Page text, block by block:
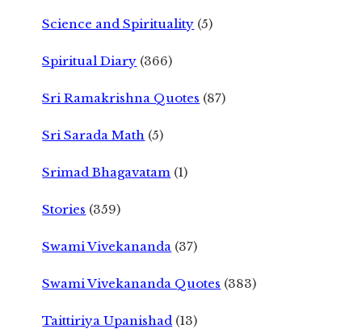
Science and Spirituality (5)
Spiritual Diary (366)
Sri Ramakrishna Quotes (87)
Sri Sarada Math (5)
Srimad Bhagavatam (1)
Stories (359)
Swami Vivekananda (37)
Swami Vivekananda Quotes (383)
Taittiriya Upanishad (13)